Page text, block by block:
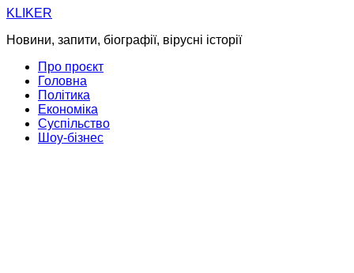
Skip
content
KLIKER
Новини, запити, біографії, вірусні історії
Про проєкт
Головна
Політика
Економіка
Суспільство
Шоу-бізнес